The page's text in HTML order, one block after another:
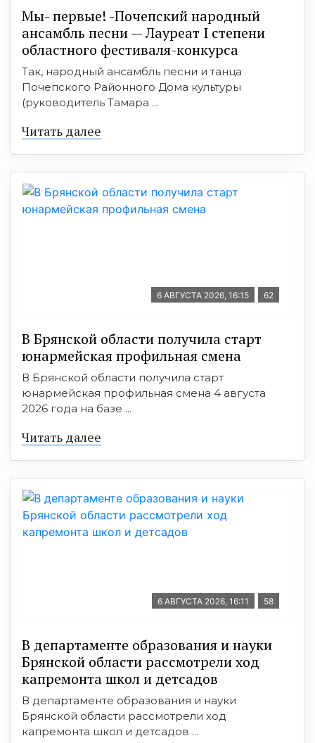
Мы- первые! -Почепский народный
ансамбль песни — Лауреат I степени
областного фестиваля-конкурса
Так, народный ансамбль песни и танца
Почепского Районного Дома культуры
(руководитель Тамара ...
Читать далее
6 АВГУСТА 2026, 16:15 62
В Брянской области получила старт
юнармейская профильная смена
В Брянской области получила старт
юнармейская профильная смена 4 августа
2026 года на базе ...
Читать далее
6 АВГУСТА 2026, 16:11 58
В департаменте образования и науки
Брянской области рассмотрели ход
капремонта школ и детсадов
В департаменте образования и науки
Брянской области рассмотрели ход
капремонта школ и детсадов ...